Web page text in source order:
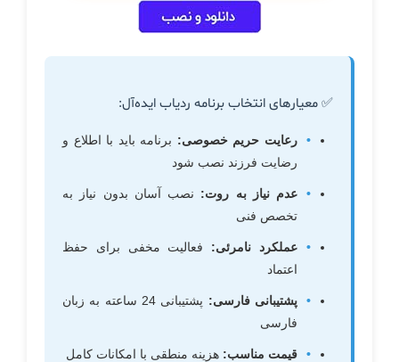
✅ معیارهای انتخاب برنامه ردیاب ایده‌آل:
رعایت حریم خصوصی: برنامه باید با اطلاع و
رضایت فرزند نصب شود
عدم نیاز به روت: نصب آسان بدون نیاز به
تخصص فنی
عملکرد نامرئی: فعالیت مخفی برای حفظ
اعتماد
پشتیبانی فارسی:
پشتیبانی 24 ساعته به زبان
فارسی
قیمت مناسب: هزینه منطقی با امکانات کامل